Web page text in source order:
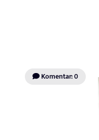
Komentar: 0